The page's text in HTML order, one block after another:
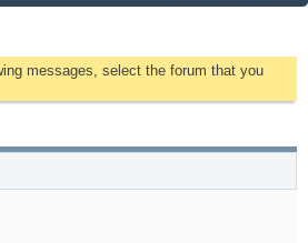
messages, select the forum that you